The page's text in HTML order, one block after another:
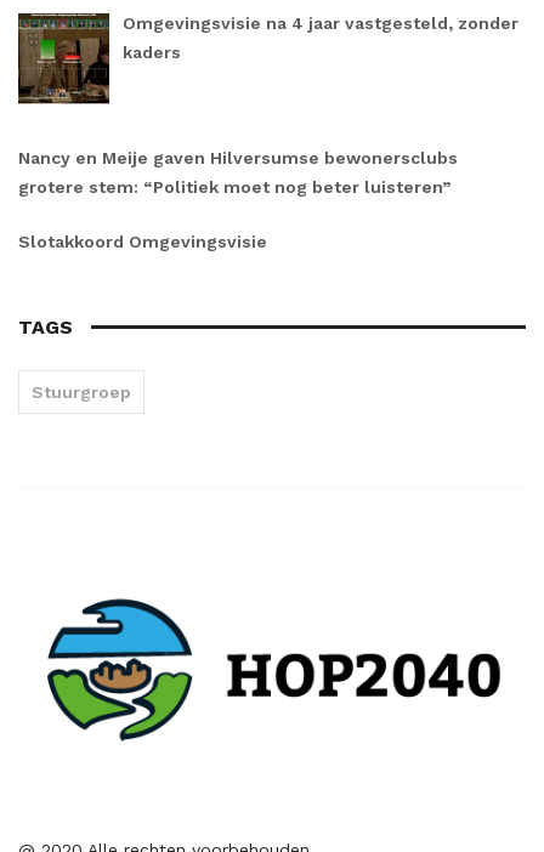
Omgevingsvisie na 4 jaar vastgesteld, zonder
kaders
Nancy en Meije gaven Hilversumse bewonersclubs
grotere stem: “Politiek moet nog beter luisteren”
Slotakkoord Omgevingsvisie
TAGS
Stuurgroep